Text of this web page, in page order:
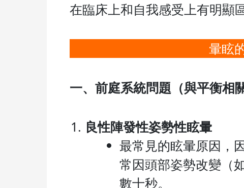
在臨床上和自我感受上有明顯區
暈眩
一、前庭系統問題（與平衡相關
良性陣發性姿勢性眩暈
最常見的眩暈原因，
常因頭部姿勢改變（
數十秒。